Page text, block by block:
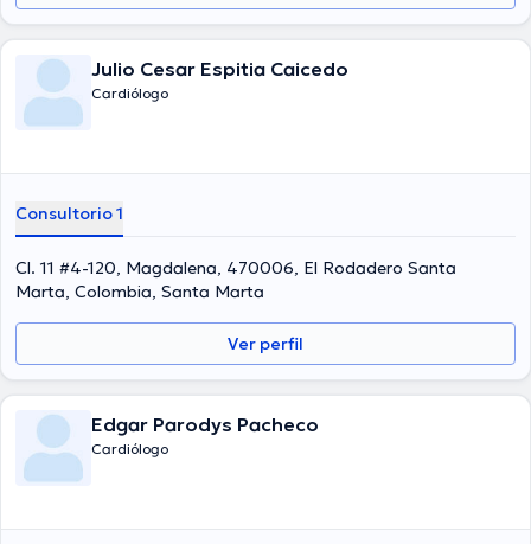
Julio Cesar Espitia Caicedo
Cardiólogo
Consultorio 1
Cl. 11 #4-120, Magdalena, 470006, El Rodadero Santa
Marta, Colombia, Santa Marta
Ver perfil
Edgar Parodys Pacheco
Cardiólogo